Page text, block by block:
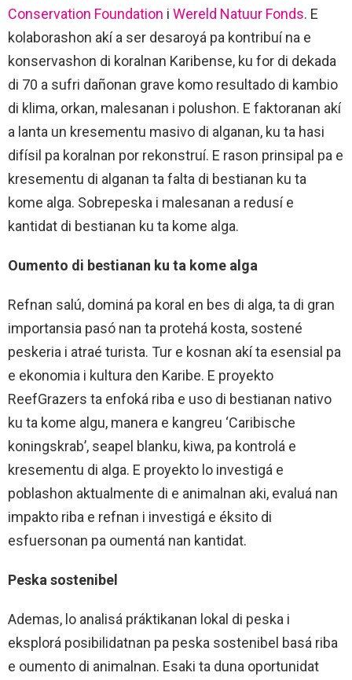
Conservation Foundation i Wereld Natuur Fonds. E
kolaborashon akí a ser desaroyá pa kontribuí na e
konservashon di koralnan Karibense, ku for di dekada
di 70 a sufri dañonan grave komo resultado di kambio
di klima, orkan, malesanan i polushon. E faktoranan akí
a lanta un kresementu masivo di alganan, ku ta hasi
difísil pa koralnan por rekonstruí. E rason prinsipal pa e
kresementu di alganan ta falta di bestianan ku ta
kome alga. Sobrepeska i malesanan a redusí e
kantidat di bestianan ku ta kome alga.
Oumento di bestianan ku ta kome alga
Refnan salú, dominá pa koral en bes di alga, ta di gran
importansia pasó nan ta protehá kosta, sostené
peskeria i atraé turista. Tur e kosnan akí ta esensial pa
e ekonomia i kultura den Karibe. E proyekto
ReefGrazers ta enfoká riba e uso di bestianan nativo
ku ta kome algu, manera e kangreu ‘Caribische
koningskrab’, seapel blanku, kiwa, pa kontrolá e
kresementu di alga. E proyekto lo investigá e
poblashon aktualmente di e animalnan aki, evaluá nan
impakto riba e refnan i investigá e éksito di
esfuersonan pa oumentá nan kantidat.
Peska sostenibel
Ademas, lo analisá práktikanan lokal di peska i
eksplorá posibilidatnan pa peska sostenibel basá riba
e oumento di animalnan. Esaki ta duna oportunidat